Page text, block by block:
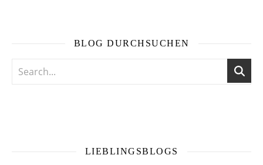
BLOG DURCHSUCHEN
LIEBLINGSBLOGS